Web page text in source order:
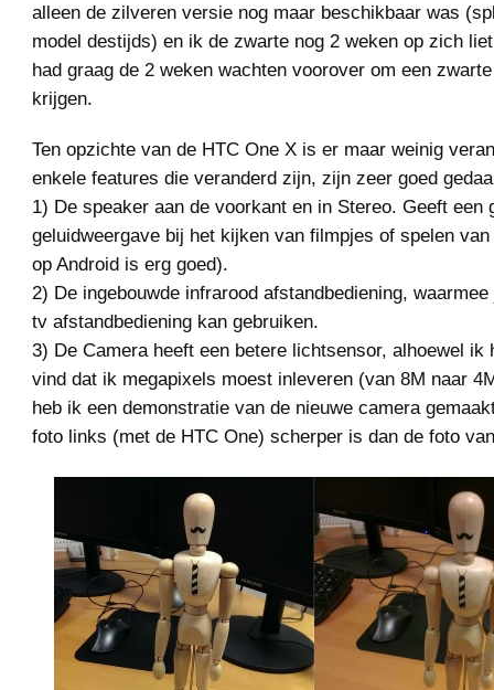
alleen de zilveren versie nog maar beschikbaar was
model destijds) en ik de zwarte nog 2 weken op zich
had graag de 2 weken wachten voorover om een
krijgen.
Ten opzichte van de HTC One X is er maar weinig
enkele features die veranderd zijn, zijn zeer goed
1) De speaker aan de voorkant en in Stereo. Geeft een
geluidweergave bij het kijken van filmpjes of spelen
op Android is erg goed).
2) De ingebouwde infrarood afstandbediening,
tv afstandbediening kan gebruiken.
3) De Camera heeft een betere lichtsensor, alhoewel ik
vind dat ik megapixels moest inleveren (van 8M naar
heb ik een demonstratie van de nieuwe camera
foto links (met de HTC One) scherper is dan de foto